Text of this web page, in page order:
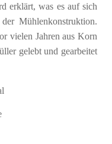
erklärt, was es auf sich
Mühlenkonstruktion.
vielen Jahren aus Korn
gelebt und gearbeitet